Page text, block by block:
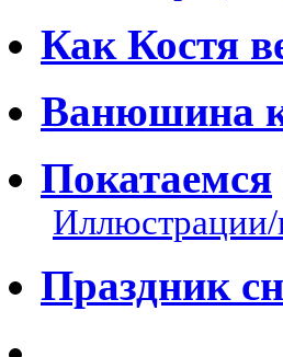
Как Костя
Ванюшина
Покатаемся
Праздник